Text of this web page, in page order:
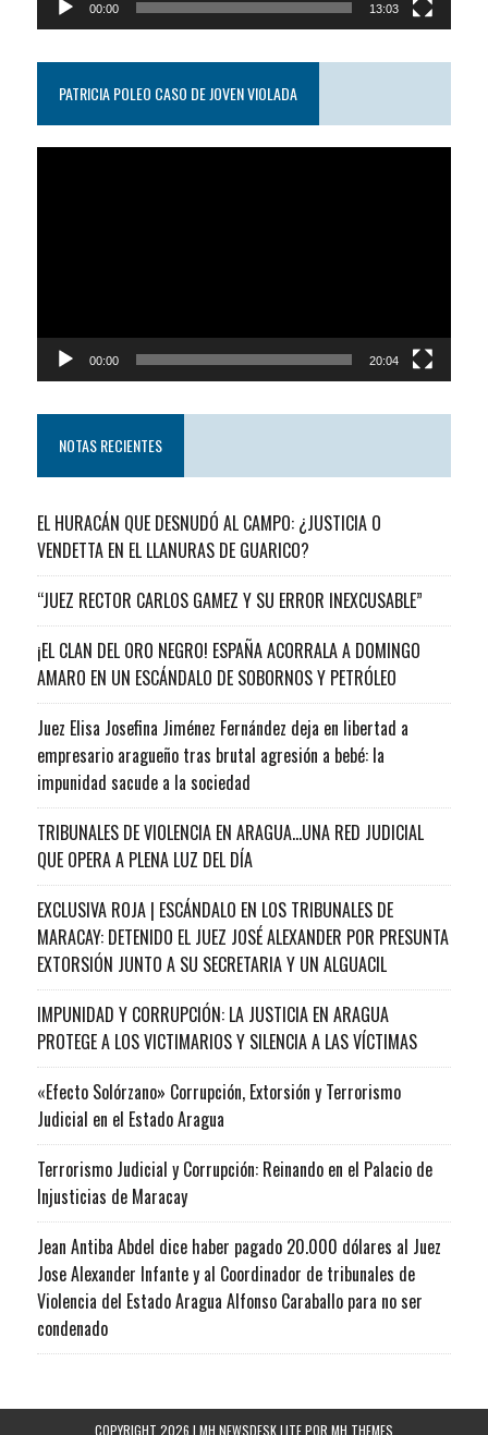
00:00 13:03
PATRICIA POLEO CASO DE JOVEN VIOLADA
00:00 20:04
NOTAS RECIENTES
EL HURACÁN QUE DESNUDÓ AL CAMPO: ¿JUSTICIA O
VENDETTA EN EL LLANURAS DE GUARICO?
“JUEZ RECTOR CARLOS GAMEZ Y SU ERROR INEXCUSABLE”
¡EL CLAN DEL ORO NEGRO! ESPAÑA ACORRALA A DOMINGO
AMARO EN UN ESCÁNDALO DE SOBORNOS Y PETRÓLEO
Juez Elisa Josefina Jiménez Fernández deja en libertad a
empresario aragueño tras brutal agresión a bebé: la
impunidad sacude a la sociedad
TRIBUNALES DE VIOLENCIA EN ARAGUA…UNA RED JUDICIAL
QUE OPERA A PLENA LUZ DEL DÍA
EXCLUSIVA ROJA | ESCÁNDALO EN LOS TRIBUNALES DE
MARACAY: DETENIDO EL JUEZ JOSÉ ALEXANDER POR PRESUNTA
EXTORSIÓN JUNTO A SU SECRETARIA Y UN ALGUACIL
IMPUNIDAD Y CORRUPCIÓN: LA JUSTICIA EN ARAGUA
PROTEGE A LOS VICTIMARIOS Y SILENCIA A LAS VÍCTIMAS
«Efecto Solórzano» Corrupción, Extorsión y Terrorismo
Judicial en el Estado Aragua
Terrorismo Judicial y Corrupción: Reinando en el Palacio de
Injusticias de Maracay
Jean Antiba Abdel dice haber pagado 20.000 dólares al Juez
Jose Alexander Infante y al Coordinador de tribunales de
Violencia del Estado Aragua Alfonso Caraballo para no ser
condenado
COPYRIGHT 2026 | MH NEWSDESK LITE POR MH THEMES